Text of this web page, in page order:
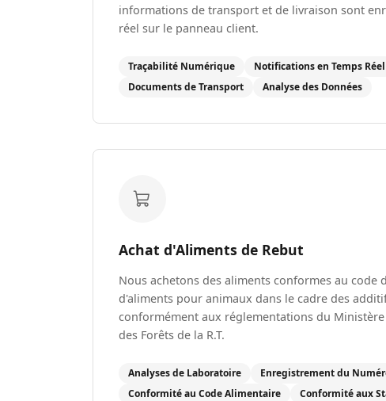
informations de transport et de livraison sont
réel sur le panneau client.
Traçabilité Numérique
Notifications en Temps Réel
Documents de Transport
Analyse des Données
Achat d'Aliments de Rebut
Nous achetons des aliments conformes au code
d'aliments pour animaux dans le cadre des
conformément aux réglementations du
des Forêts de la R.T.
Analyses de Laboratoire
Enregistrement du
Conformité au Code Alimentaire
Conformité aux